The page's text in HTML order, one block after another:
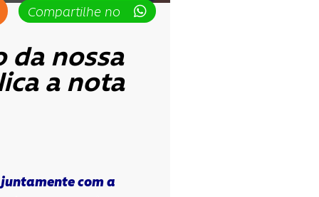
Compartilhe no
da nossa
a nota
juntamente com a